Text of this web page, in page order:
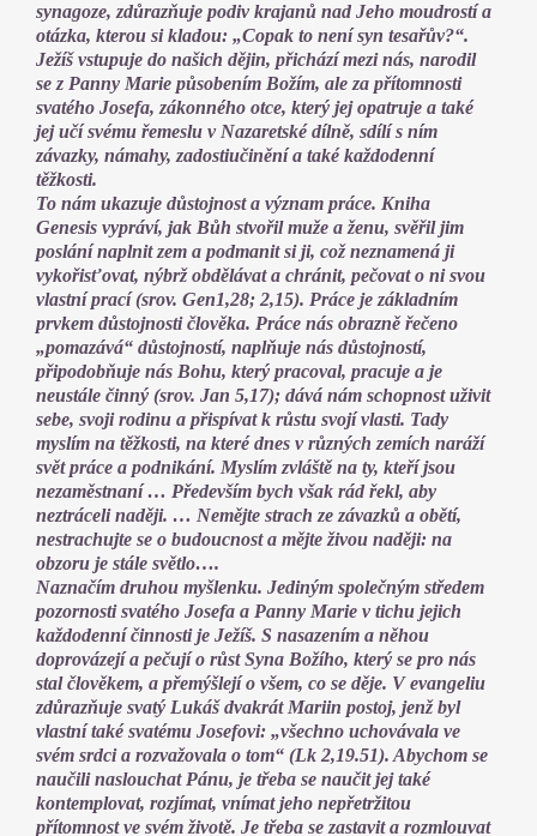
synagoze, zdůrazňuje podiv krajanů nad Jeho moudrostí a
otázka, kterou si kladou: „Copak to není syn tesařův?“.
Ježíš vstupuje do našich dějin, přichází mezi nás, narodil
se z Panny Marie působením Božím, ale za přítomnosti
svatého Josefa, zákonného otce, který jej opatruje a také
jej učí svému řemeslu v Nazaretské dílně, sdílí s ním
závazky, námahy, zadostiučinění a také každodenní
těžkosti.
To nám ukazuje důstojnost a význam práce. Kniha
Genesis vypráví, jak Bůh stvořil muže a ženu, svěřil jim
poslání naplnit zem a podmanit si ji, což neznamená ji
vykořisťovat, nýbrž obdělávat a chránit, pečovat o ni svou
vlastní prací (srov. Gen1,28; 2,15). Práce je základním
prvkem důstojnosti člověka. Práce nás obrazně řečeno
„pomazává“ důstojností, naplňuje nás důstojností,
připodobňuje nás Bohu, který pracoval, pracuje a je
neustále činný (srov. Jan 5,17); dává nám schopnost uživit
sebe, svoji rodinu a přispívat k růstu svojí vlasti. Tady
myslím na těžkosti, na které dnes v různých zemích naráží
svět práce a podnikání. Myslím zvláště na ty, kteří jsou
nezaměstnaní … Především bych však rád řekl, aby
neztráceli naději. … Nemějte strach ze závazků a obětí,
nestrachujte se o budoucnost a mějte živou naději: na
obzoru je stále světlo….
Naznačím druhou myšlenku. Jediným společným středem
pozornosti svatého Josefa a Panny Marie v tichu jejich
každodenní činnosti je Ježíš. S nasazením a něhou
doprovázejí a pečují o růst Syna Božího, který se pro nás
stal člověkem, a přemýšlejí o všem, co se děje. V evangeliu
zdůrazňuje svatý Lukáš dvakrát Mariin postoj, jenž byl
vlastní také svatému Josefovi: „všechno uchovávala ve
svém srdci a rozvažovala o tom“ (Lk 2,19.51). Abychom se
naučili naslouchat Pánu, je třeba se naučit jej také
kontemplovat, rozjímat, vnímat jeho nepřetržitou
přítomnost ve svém životě. Je třeba se zastavit a rozmlouvat